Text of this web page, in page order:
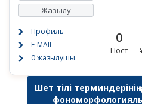
Жазылу
Профиль
E-MAIL
0 жазылушы
0
Пост
Шет тілі